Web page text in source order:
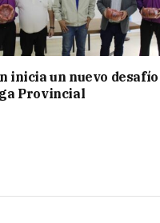
inicia un nuevo
Provincial